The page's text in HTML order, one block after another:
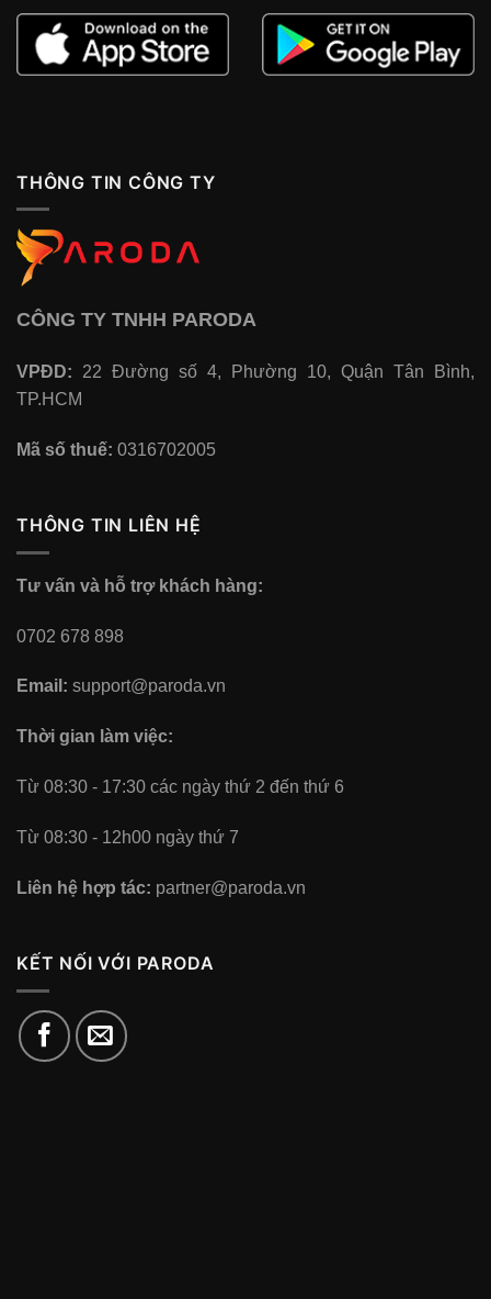
THÔNG TIN CÔNG TY
CÔNG TY TNHH PARODA
VPĐD: 22 Đường số 4, Phường 10, Quận Tân Bình,
TP.HCM
Mã số thuế: 0316702005
THÔNG TIN LIÊN HỆ
Tư vấn và hỗ trợ khách hàng:
0702 678 898
Email: support@paroda.vn
Thời gian làm việc:
Từ 08:30 - 17:30 các ngày thứ 2 đến thứ 6
Từ 08:30 - 12h00 ngày thứ 7
Liên hệ hợp tác: partner@paroda.vn
KẾT NỐI VỚI PARODA